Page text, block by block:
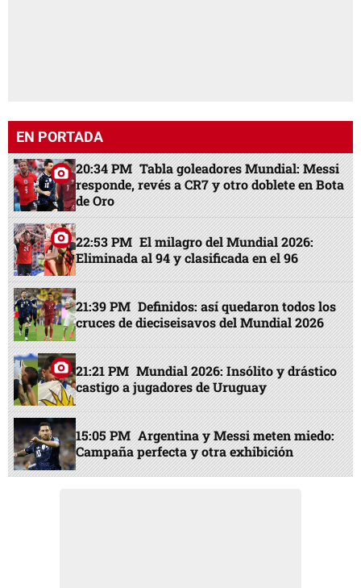
EN PORTADA
20:34 PM Tabla goleadores Mundial: Messi
responde, revés a CR7 y otro doblete en Bota
de Oro
22:53 PM El milagro del Mundial 2026:
Eliminada al 94 y clasificada en el 96
21:39 PM Definidos: así quedaron todos los
cruces de dieciseisavos del Mundial 2026
21:21 PM Mundial 2026: Insólito y drástico
castigo a jugadores de Uruguay
15:05 PM Argentina y Messi meten miedo:
Campaña perfecta y otra exhibición